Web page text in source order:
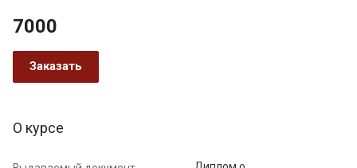
7000
Заказать
О курсе